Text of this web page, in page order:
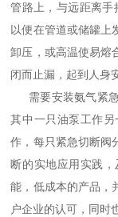
管路上，与远距离手
以便在管道或储罐上
卸压，或高温使易熔
闭而止漏，起到人身
需要安装氨气紧急
其中一只油泵工作
作，每只紧急切断阀
断的实地应用实践
能，低成本的产品，
户企业的认可，同时